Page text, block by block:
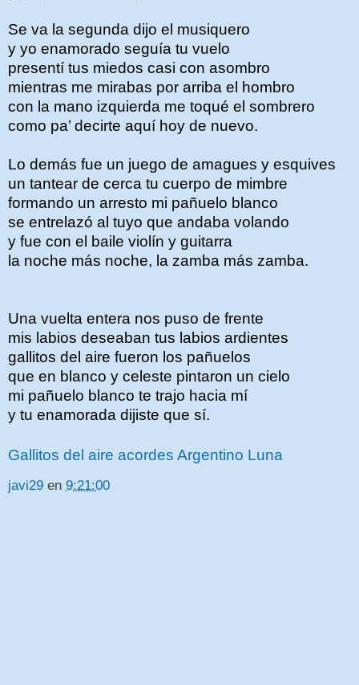
Se va la segunda dijo el musiquero
y yo enamorado seguía tu vuelo
presentí tus miedos casi con asombro
mientras me mirabas por arriba el hombro
con la mano izquierda me toqué el sombrero
como pa’ decirte aquí hoy de nuevo.
Lo demás fue un juego de amagues y esquives
un tantear de cerca tu cuerpo de mimbre
formando un arresto mi pañuelo blanco
se entrelazó al tuyo que andaba volando
y fue con el baile violín y guitarra
la noche más noche, la zamba más zamba.
Una vuelta entera nos puso de frente
mis labios deseaban tus labios ardientes
gallitos del aire fueron los pañuelos
que en blanco y celeste pintaron un cielo
mi pañuelo blanco te trajo hacia mí
y tu enamorada dijiste que sí.
Gallitos del aire acordes Argentino Luna
javi29 en 9:21:00